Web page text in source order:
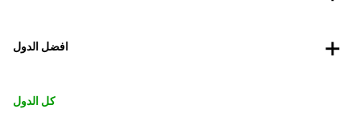
افضل الدول
كل الدول